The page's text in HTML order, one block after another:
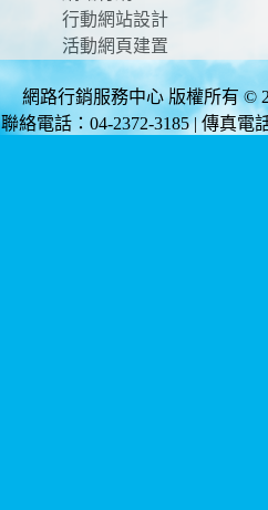
行動網站設計
活動網頁建置
網路行銷服務中心 版權所有 ©
聯絡電話：04-2372-3185 | 傳真電